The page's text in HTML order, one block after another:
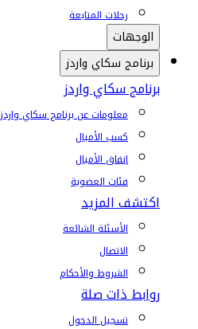
رحلات المتابعة
الوجهات
برنامج سكاي واردز
برنامج سكاي واردز
معلومات عن برنامج سكاي واردز
كسب الأميال
إنفاق الأميال
فئات العضوية
اكتشف المزيد
الأسئلة الشائعة
الاتصال
الشروط والأحكام
روابط ذات صلة
تسجيل الدخول